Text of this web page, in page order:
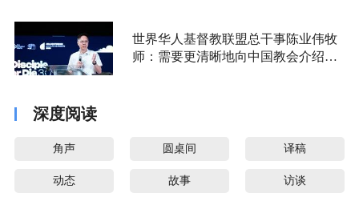
世界华人基督教联盟总干事陈业伟牧
师：需要更清晰地向中国教会介绍福
深度阅读
角声 圆桌间 译稿
动态 故事 访谈